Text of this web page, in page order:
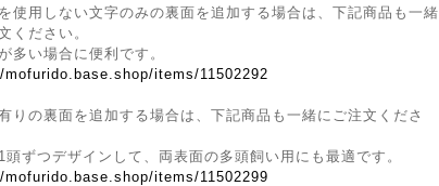
使用しない文字のみの裏面を追加する場合は、下記商品も一緒
ください。
多い場合に便利です。
items/11502292
りの裏面を追加する場合は、下記商品も一緒にご注文くださ
頭ずつデザインして、両表面の多頭飼い用にも最適です。
items/11502299